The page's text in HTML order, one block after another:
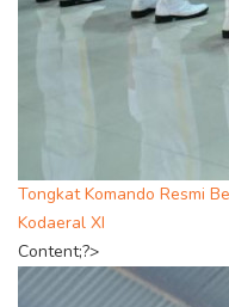
Tongkat Komando Resmi
Kodaeral XI
Content;?>